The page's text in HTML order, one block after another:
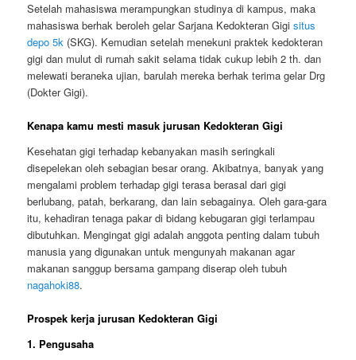
Setelah mahasiswa merampungkan studinya di kampus, maka
mahasiswa berhak beroleh gelar Sarjana Kedokteran Gigisitus
depo 5k (SKG). Kemudian setelah menekuni praktek kedokteran
gigi dan mulut di rumah sakit selama tidak cukup lebih 2 th. dan
melewati beraneka ujian, barulah mereka berhak terima gelar Drg
(Dokter Gigi).
Kenapa kamu mesti masuk jurusan Kedokteran Gigi
Kesehatan gigi terhadap kebanyakan masih seringkali
disepelekan oleh sebagian besar orang. Akibatnya, banyak yang
mengalami problem terhadap gigi terasa berasal dari gigi
berlubang, patah, berkarang, dan lain sebagainya. Oleh gara-gara
itu, kehadiran tenaga pakar di bidang kebugaran gigi terlampau
dibutuhkan. Mengingat gigi adalah anggota penting dalam tubuh
manusia yang digunakan untuk mengunyah makanan agar
makanan sanggup bersama gampang diserap oleh tubuh
nagahoki88.
Prospek kerja jurusan Kedokteran Gigi
1. Pengusaha